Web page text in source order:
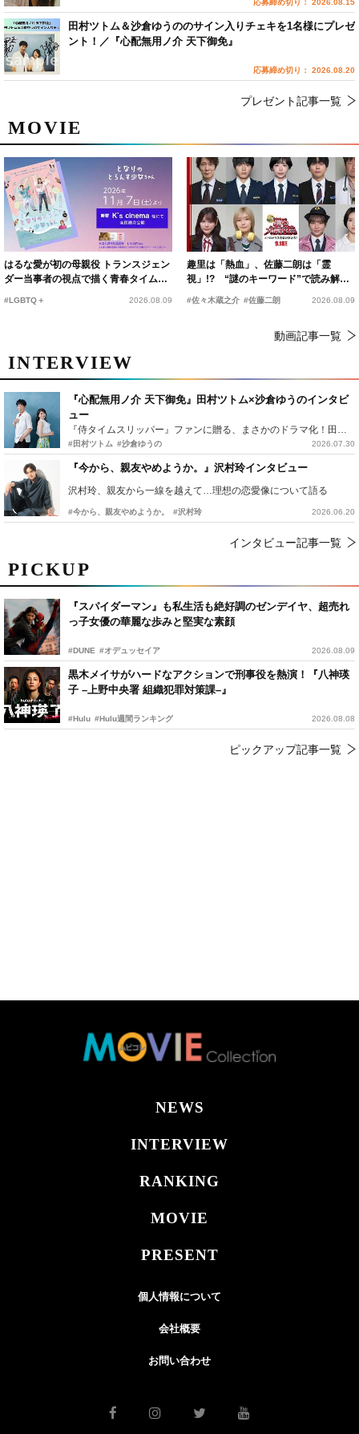
PICKUP
『スパイダーマン』も私生活も絶好調のゼンデイヤ、超売れ
っ子女優の華麗な歩みと堅実な素顔
#DUNE #オデュッセイア 2026.08.09
黒木メイサがハードなアクションで刑事役を熱演！『八神瑛
子 –上野中央署 組織犯罪対策課–』
#Hulu #Hulu週間ランキング 2026.08.08
ピックアップ記事一覧
MOVIE
はるな愛が初の母親役 トランスジェン
ダー当事者の視点で描く青春タイムス
#LGBTQ＋ 2026.08.09
趣里は「熱血」、佐藤二朗は「霊
視」!? “謎のキーワード”で読み解く
『踊る大捜査線 N.E.W.』新メンバー
#佐々木蔵之介 #佐藤二朗 2026.08.09
動画記事一覧
INTERVIEW
『心配無用ノ介 天下御免』田村ツトム×沙倉ゆうのインタビ
ュー
『侍タイムスリッパー』ファンに贈る、まさかのドラマ化！田村ツトム×沙倉ゆうのが語る『心配無用ノ介』撮影秘話
#田村ツトム #沙倉ゆうの 2026.07.30
『今から、親友やめようか。』沢村玲インタビュー
沢村玲、親友から一線を越えて…理想の恋愛像について語る
#今から、親友やめようか。 #沢村玲 2026.06.20
インタビュー記事一覧
応募締め切り： 2026.08.15
田村ツトム＆沙倉ゆうののサイン入りチェキを1名様にプレゼ
ント！／『心配無用ノ介 天下御免』
応募締め切り： 2026.08.20
プレゼント記事一覧
NEWS
INTERVIEW
RANKING
MOVIE
PRESENT
個人情報について
会社概要
お問い合わせ